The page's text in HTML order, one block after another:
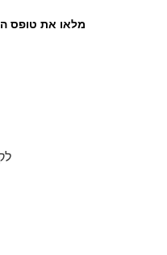
מלאו את טופס